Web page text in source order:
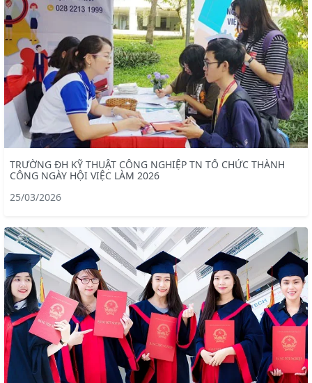
TRƯỜNG ĐH KỸ THUẬT CÔNG NGHIỆP TN TỔ CHỨC THÀNH
CÔNG NGÀY HỘI VIỆC LÀM 2026
25/03/2026